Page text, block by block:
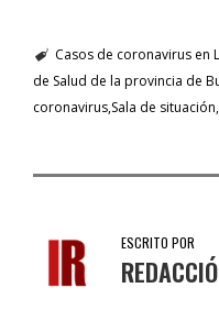
Casos de coronavirus en
de Salud de la provincia de
coronavirus Sala de situación
ESCRITO POR